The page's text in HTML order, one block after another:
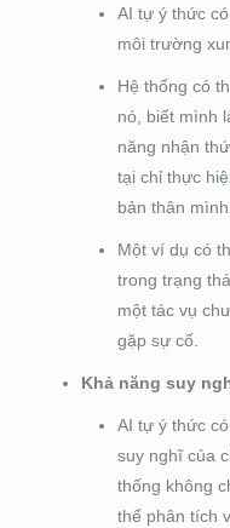
AI tự ý thức
môi trường
Hệ thống có
nó, biết mình
năng nhận
tại chỉ thực
bản thân
Một ví dụ có
trong trạng
một tác vụ
gặp sự cố.
Khả năng suy
AI tự ý thức
suy nghĩ của
thống không
thể phân tích